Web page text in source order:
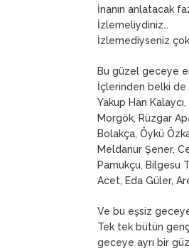
İnanın anlatacak
İzlemeliydiniz…
İzlemediyseniz çok
Bu güzel geceye
İçlerinden belki de
Yakup Han
Morgök, Rüzgar
Bolakça, Öykü
Meldanur Şener,
Pamukçu, Bilgesu
Acet, Eda Güler,
Ve bu eşsiz
Tek tek bütün
geceye ayrı bir